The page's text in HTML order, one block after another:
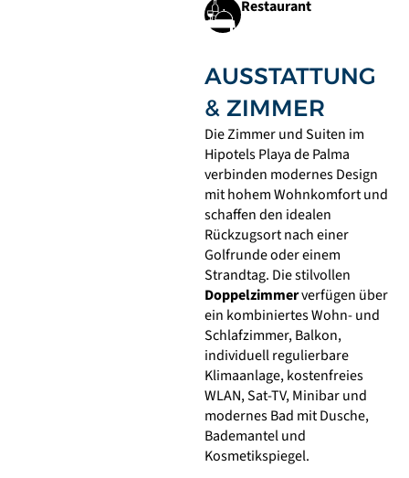
Restaurant
AUSSTATTUNG
& ZIMMER
Die Zimmer und Suiten im
Hipotels Playa de Palma
verbinden modernes Design
mit hohem Wohnkomfort und
schaffen den idealen
Rückzugsort nach einer
Golfrunde oder einem
Strandtag. Die stilvollen
Doppelzimmerverfügen über
ein kombiniertes Wohn- und
Schlafzimmer, Balkon,
individuell regulierbare
Klimaanlage, kostenfreies
WLAN, Sat-TV, Minibar und
modernes Bad mit Dusche,
Bademantel und
Kosmetikspiegel.